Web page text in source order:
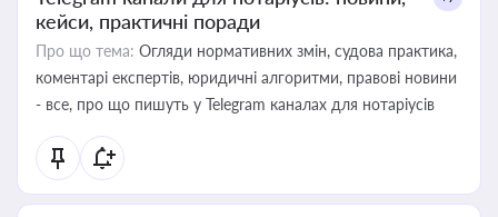
кейси, практичні поради
Про що тема: Огляди нормативних змін, судова практика,
коментарі експертів, юридичні алгоритми, правові новини
- все, про що пишуть у Telegram каналах для нотаріусів